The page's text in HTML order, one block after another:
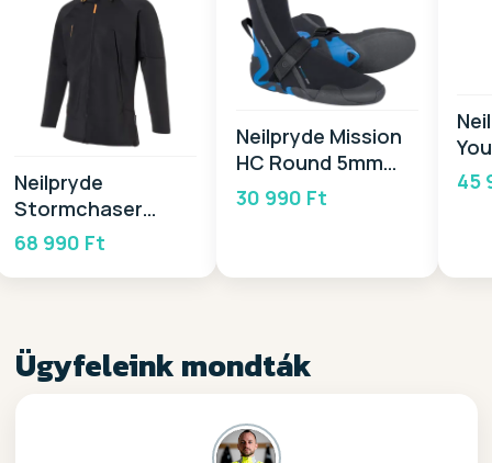
Neilpryde
Stormchaser
Jacket 2026
68 990 Ft
Neilpryde Mission
HC Round 5mm
2026
30 990 Ft
45
Ügyfeleink mondták